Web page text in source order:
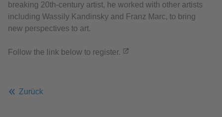
breaking 20th-century artist, he worked with other artists
including Wassily Kandinsky and Franz Marc, to bring
new perspectives to art.
Follow the link below to register.
Zurück